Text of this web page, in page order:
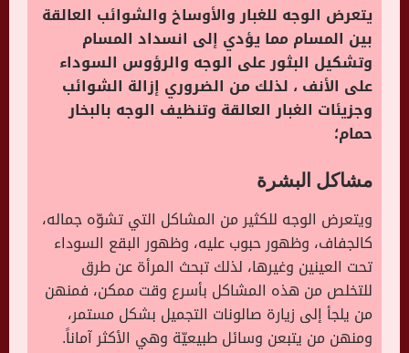
يتعرض الوجه للغبار والأوساخ والشوائب العالقة
بين المسام مما يؤدي إلى انسداد المسام
وتشكيل البثور على الوجه والرؤوس السوداء
على الأنف ، لذلك من الضروري إزالة الشوائب
وجزيئات الغبار العالقة وتنظيف الوجه بالبخار
حمام؛
مشاكل البشرة
ويتعرض الوجه للكثير من المشاكل التي تشوّه جماله،
كالجفاف، وظهور حبوب عليه، وظهور البقع السوداء
تحت العينين وغيرها، لذلك تبحث المرأة عن طرق
للتخلص من هذه المشاكل بأسرع وقت ممكن، فمنهن
من يلجأ إلى زيارة صالونات التجميل بشكل مستمر،
ومنهن من يتبعن وسائل طبيعيّة وهي الأكثر آماناً.